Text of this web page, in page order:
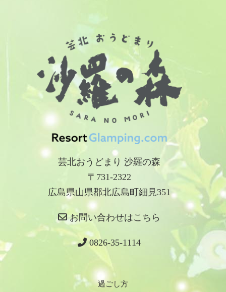
芸北おうどまり 沙羅の森
〒731-2322
広島県山県郡北広島町細見351
お問い合わせはこちら
0826-35-1114
過ごし方